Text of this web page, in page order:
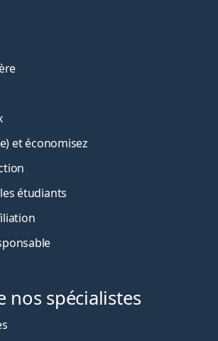
et économisez
étudiants
nos spécialistes